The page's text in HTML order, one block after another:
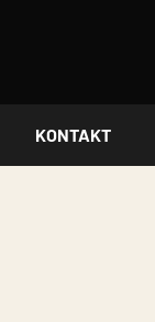
KONTAKT